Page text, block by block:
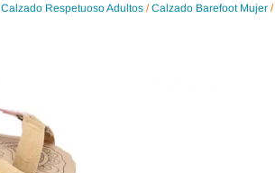
Ballop
Calzado Respetuoso Adultos /Calzado Barefoot Mujer /